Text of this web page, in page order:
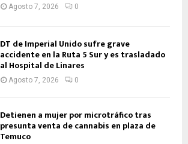
Agosto 7, 2026 0
DT de Imperial Unido sufre grave
accidente en la Ruta 5 Sur y es trasladado
al Hospital de Linares
Agosto 7, 2026 0
Detienen a mujer por microtráfico tras
presunta venta de cannabis en plaza de
Temuco